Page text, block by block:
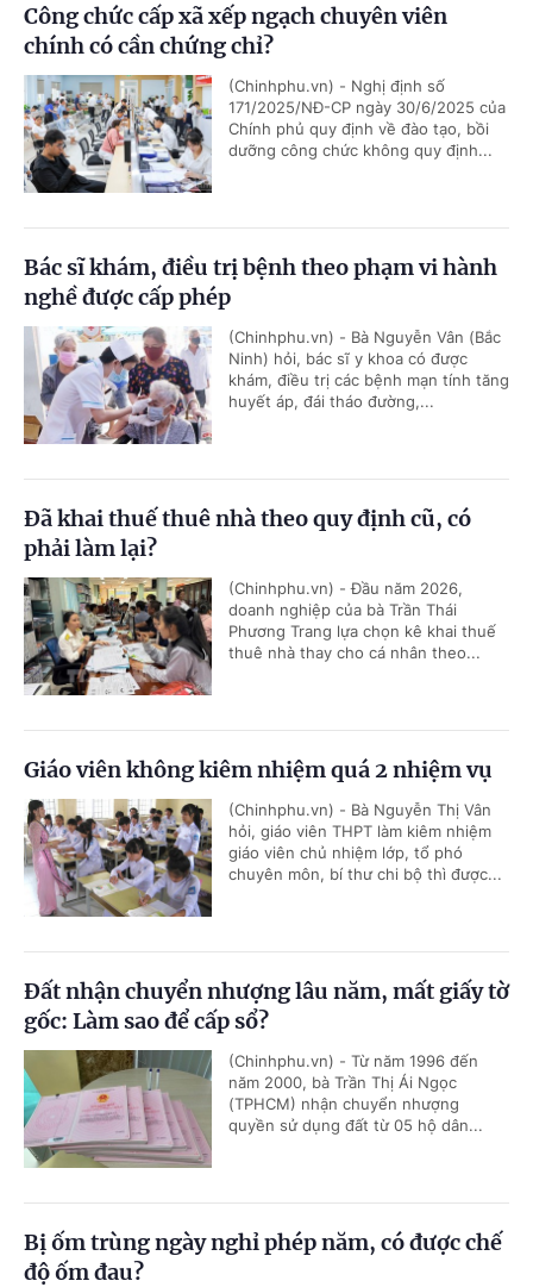
Công chức cấp xã xếp ngạch chuyên viên
chính có cần chứng chỉ?
(Chinhphu.vn) - Nghị định số
171/2025/NĐ-CP ngày 30/6/2025 của
Chính phủ quy định về đào tạo, bồi
dưỡng công chức không quy định...
Bác sĩ khám, điều trị bệnh theo phạm vi hành
nghề được cấp phép
(Chinhphu.vn) - Bà Nguyễn Vân (Bắc
Ninh) hỏi, bác sĩ y khoa có được
khám, điều trị các bệnh mạn tính tăng
huyết áp, đái tháo đường,...
Đã khai thuế thuê nhà theo quy định cũ, có
phải làm lại?
(Chinhphu.vn) - Đầu năm 2026,
doanh nghiệp của bà Trần Thái
Phương Trang lựa chọn kê khai thuế
thuê nhà thay cho cá nhân theo...
Giáo viên không kiêm nhiệm quá 2 nhiệm vụ
(Chinhphu.vn) - Bà Nguyễn Thị Vân
hỏi, giáo viên THPT làm kiêm nhiệm
giáo viên chủ nhiệm lớp, tổ phó
chuyên môn, bí thư chi bộ thì được...
Đất nhận chuyển nhượng lâu năm, mất giấy tờ
gốc: Làm sao để cấp sổ?
(Chinhphu.vn) - Từ năm 1996 đến
năm 2000, bà Trần Thị Ái Ngọc
(TPHCM) nhận chuyển nhượng
quyền sử dụng đất từ 05 hộ dân...
Bị ốm trùng ngày nghỉ phép năm, có được chế
độ ốm đau?